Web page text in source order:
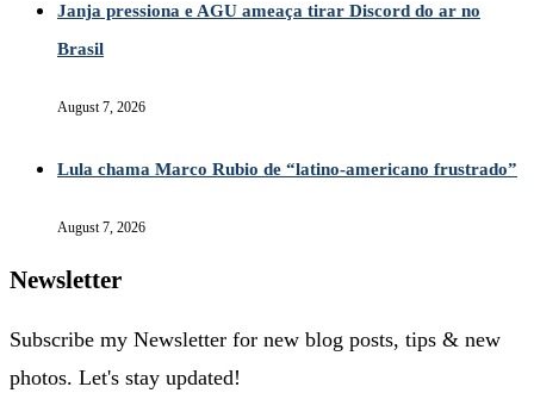
Janja pressiona e AGU ameaça tirar Discord do ar no
Brasil
August 7, 2026
Lula chama Marco Rubio de “latino-americano frustrado”
August 7, 2026
Newsletter
Subscribe my Newsletter for new blog posts, tips & new
photos. Let's stay updated!